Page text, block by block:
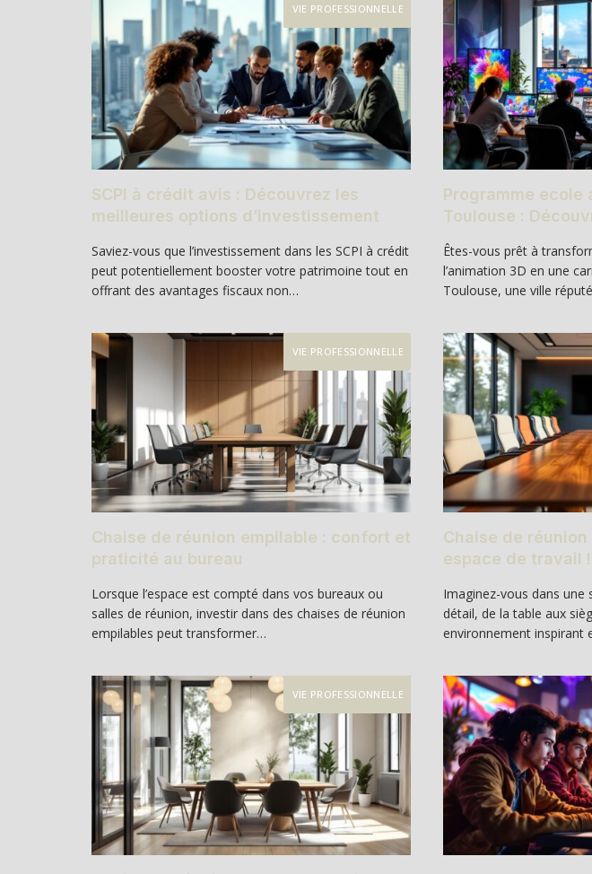
VIE PROFESSIONNELLE
SCPI à crédit avis : Découvrez les
meilleures options d’investissement
Saviez-vous que l’investissement dans les SCPI à crédit
peut potentiellement booster votre patrimoine tout en
offrant des avantages fiscaux non…
Programme ecole
Toulouse :
Êtes-vous prêt à
l’animation 3D en une
Toulouse, une ville
VIE PROFESSIONNELLE
Chaise de réunion empilable : confort et
praticité au bureau
Lorsque l’espace est compté dans vos bureaux ou
salles de réunion, investir dans des chaises de réunion
empilables peut transformer…
Chaise de
espace de travail !
Imaginez-vous dans une
détail, de la table aux
environnement inspirant
VIE PROFESSIONNELLE